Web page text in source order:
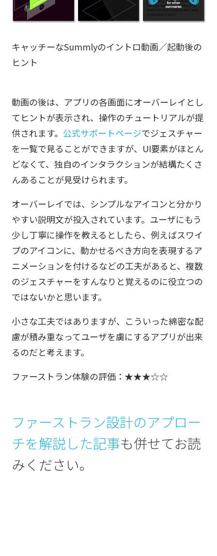
キャッチーなSummlyのイントロ動画／起動後の
ヒント
動画の後は、アプリの各画面にオーバーレイとし
てヒントが表示され、操作のチュートリアルが提
供されます。 公式サポートページでジェスチャー
を一覧で見ることができますが、UI要素がほとん
どなくて、独自のインタラクションが結構たくさ
んあることが見受けられます。
オーバーレイでは、シンプルなアイコンと分かり
やすい説明文が投入されています。ユーザにもう
少し丁寧に操作を教えるとしたら、例えばスワイ
プのアイコンに、動かせるべき方向を表現するア
ニメーションを付けるなどの工夫があると、複数
のジェスチャーをすんなりと覚えるのに役立つの
ではないかと思います。
小さな工夫ではありますが、こういった綿密な配
慮が積み重なってユーザを虜にするアプリが出来
るのだと考えます。
ファーストラン体験の評価：★★★☆☆
ファーストラン設計のアプロー
チを解説した記事も併せてお読
みください。